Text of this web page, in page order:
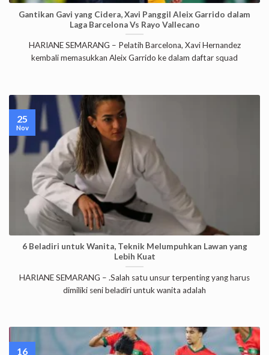
Gantikan Gavi yang Cidera, Xavi Panggil Aleix Garrido dalam
Laga Barcelona Vs Rayo Vallecano
HARIANE SEMARANG – Pelatih Barcelona, Xavi Hernandez
kembali memasukkan Aleix Garrido ke dalam daftar squad
6 Beladiri untuk Wanita, Teknik Melumpuhkan Lawan yang
Lebih Kuat
HARIANE SEMARANG – .Salah satu unsur terpenting yang harus
dimiliki seni beladiri untuk wanita adalah
25
Nov
16